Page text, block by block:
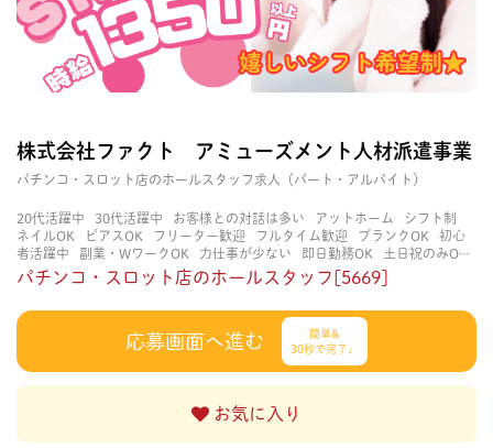
株式会社ファクト アミューズメント人材派遣事業
パチンコ・スロット店のホールスタッフ求人（パート・アルバイト）
20代活躍中 30代活躍中 お客様との対話は多い アットホーム
シフト制
ネイルOK
ピアスOK フリーター歓迎 フルタイム歓迎 ブランクOK
初心
者活躍中
副業・WワークOK 力仕事が少ない 即日勤務OK
土日祝のみOK
学歴不問
服装自由 未経験・初心者OK 決められた時間できっちり
経験不要
立ち仕事 経験者・有資格者歓迎 自分の都合に合わせやすい
自由
パチンコ・スロット店のホールスタッフ[5669]
応募画面へ進む
簡単&
30秒で完了♩
お気に入り